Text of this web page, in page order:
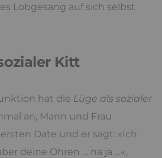
Lobgesang auf sich selbst
Kitt
hat die Lüge als sozialer
an, Mann und Frau
Date und er sagt: »Ich
deine Ohren … na ja …«,